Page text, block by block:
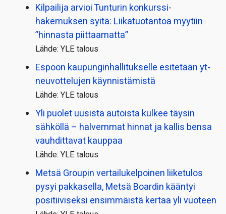
Kilpailija arvioi Tunturin konkurssi­
hakemuksen syitä: Liikatuotantoa myytiin
”hinnasta piittaamatta”
Lähde: YLE talous
Espoon kaupungin­hallitukselle esitetään yt-
neuvottelujen käynnistämistä
Lähde: YLE talous
Yli puolet uusista autoista kulkee täysin
sähköllä – halvemmat hinnat ja kallis bensa
vauhdittavat kauppaa
Lähde: YLE talous
Metsä Groupin vertailu­kelpoinen liiketulos
pysyi pakkasella, Metsä Boardin kääntyi
positiiviseksi ensimmäistä kertaa yli vuoteen